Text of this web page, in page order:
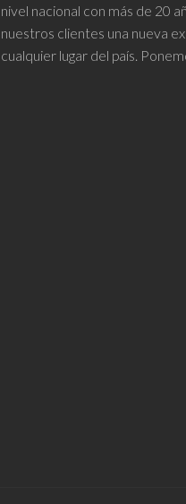
nivel nacional con más de 20
nuestros clientes una nueva
cualquier lugar del país.